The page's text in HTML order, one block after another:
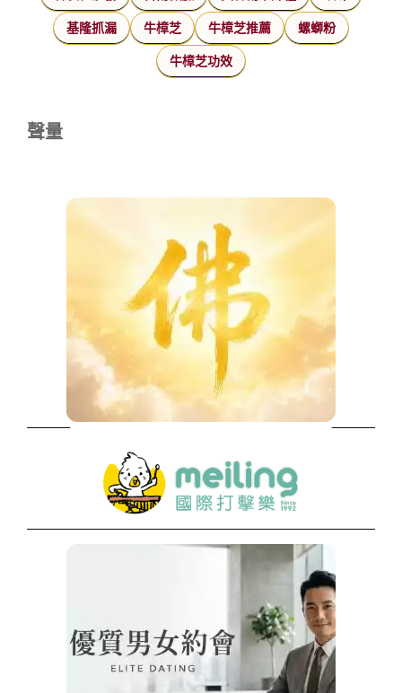
基隆抓漏 牛樟芝 牛樟芝推薦 螺螄粉
牛樟芝功效
聲量